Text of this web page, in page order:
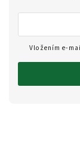
Vložením e-